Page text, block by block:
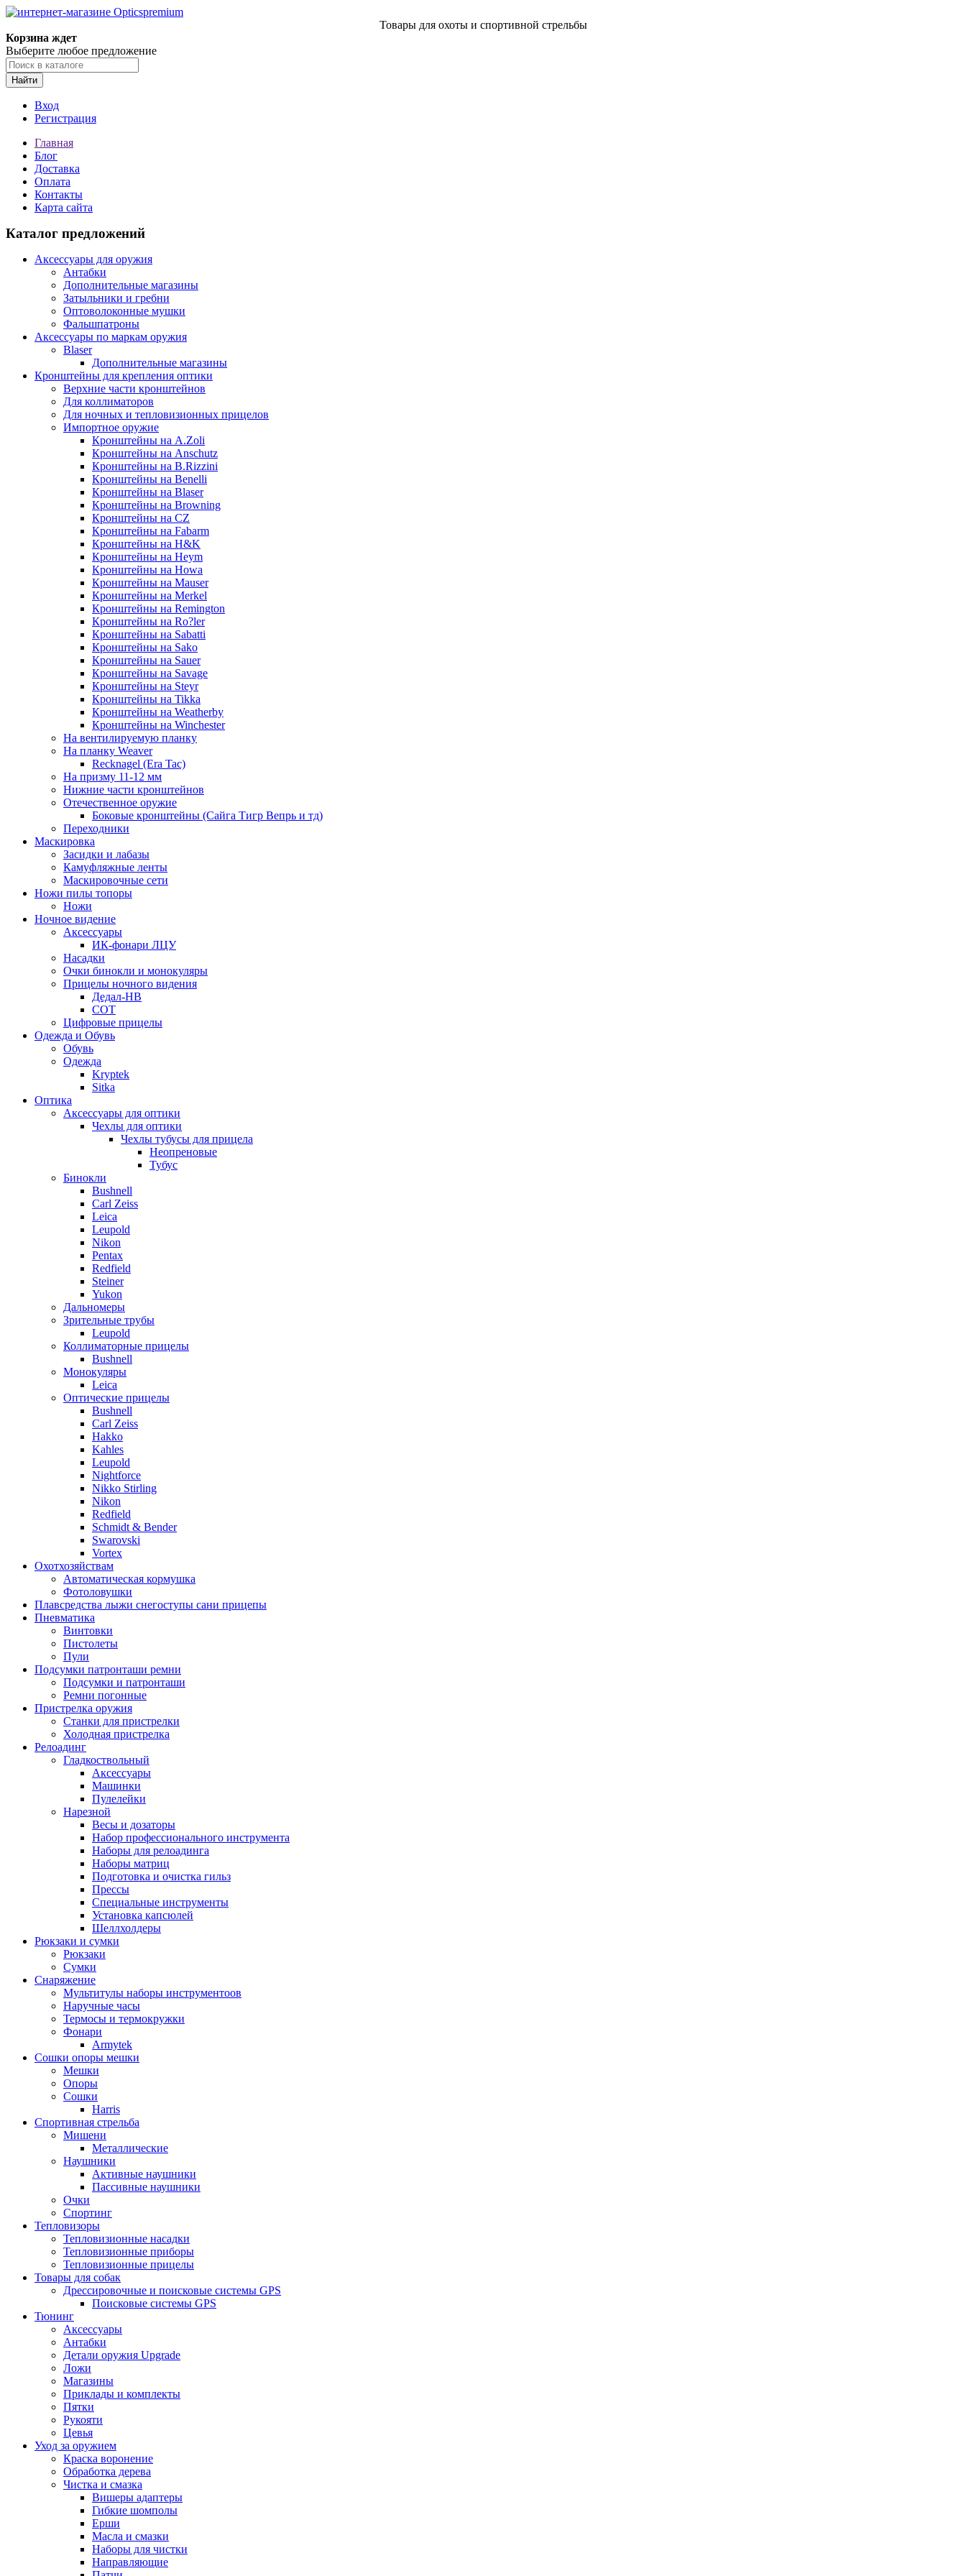
Товары для охоты и спортивной стрельбы
Корзина ждет
Выберите любое предложение
Найти
Вход
Регистрация
Главная
Блог
Доставка
Оплата
Контакты
Карта сайта
Каталог предложений
Аксессуары для оружия
Антабки
Дополнительные магазины
Затыльники и гребни
Оптоволоконные мушки
Фальшпатроны
Аксессуары по маркам оружия
Blaser
Дополнительные магазины
Кронштейны для крепления оптики
Верхние части кронштейнов
Для коллиматоров
Для ночных и тепловизионных прицелов
Импортное оружие
Кронштейны на A.Zoli
Кронштейны на Anschutz
Кронштейны на B.Rizzini
Кронштейны на Benelli
Кронштейны на Blaser
Кронштейны на Browning
Кронштейны на CZ
Кронштейны на Fabarm
Кронштейны на H&K
Кронштейны на Heym
Кронштейны на Howa
Кронштейны на Mauser
Кронштейны на Merkel
Кронштейны на Remington
Кронштейны на Ro?ler
Кронштейны на Sabatti
Кронштейны на Sako
Кронштейны на Sauer
Кронштейны на Savage
Кронштейны на Steyr
Кронштейны на Tikka
Кронштейны на Weatherby
Кронштейны на Winchester
На вентилируемую планку
На планку Weaver
Recknagel (Era Tac)
На призму 11-12 мм
Нижние части кронштейнов
Отечественное оружие
Боковые кронштейны (Сайга Тигр Вепрь и тд)
Переходники
Маскировка
Засидки и лабазы
Камуфляжные ленты
Маскировочные сети
Ножи пилы топоры
Ножи
Ночное видение
Аксессуары
ИК-фонари ЛЦУ
Насадки
Очки бинокли и монокуляры
Прицелы ночного видения
Дедал-НВ
СОТ
Цифровые прицелы
Одежда и Обувь
Обувь
Одежда
Kryptek
Sitka
Оптика
Аксессуары для оптики
Чехлы для оптики
Чехлы тубусы для прицела
Неопреновые
Тубус
Бинокли
Bushnell
Carl Zeiss
Leica
Leupold
Nikon
Pentax
Redfield
Steiner
Yukon
Дальномеры
Зрительные трубы
Leupold
Коллиматорные прицелы
Bushnell
Монокуляры
Leica
Оптические прицелы
Bushnell
Carl Zeiss
Hakko
Kahles
Leupold
Nightforce
Nikko Stirling
Nikon
Redfield
Schmidt & Bender
Swarovski
Vortex
Охотхозяйствам
Автоматическая кормушка
Фотоловушки
Плавсредства лыжи снегоступы сани прицепы
Пневматика
Винтовки
Пистолеты
Пули
Подсумки патронташи ремни
Подсумки и патронташи
Ремни погонные
Пристрелка оружия
Станки для пристрелки
Холодная пристрелка
Релоадинг
Гладкоствольный
Аксессуары
Машинки
Пулелейки
Нарезной
Весы и дозаторы
Набор профессионального инструмента
Наборы для релоадинга
Наборы матриц
Подготовка и очистка гильз
Прессы
Специальные инструменты
Установка капсюлей
Шеллхолдеры
Рюкзаки и сумки
Рюкзаки
Сумки
Снаряжение
Мультитулы наборы инструментоов
Наручные часы
Термосы и термокружки
Фонари
Armytek
Сошки опоры мешки
Мешки
Опоры
Сошки
Harris
Спортивная стрельба
Мишени
Металлические
Наушники
Активные наушники
Пассивные наушники
Очки
Спортинг
Тепловизоры
Тепловизионные насадки
Тепловизионные приборы
Тепловизионные прицелы
Товары для собак
Дрессировочные и поисковые системы GPS
Поисковые системы GPS
Тюнинг
Аксессуары
Антабки
Детали оружия Upgrade
Ложи
Магазины
Приклады и комплекты
Пятки
Рукояти
Цевья
Уход за оружием
Краска воронение
Обработка дерева
Чистка и смазка
Вишеры адаптеры
Гибкие шомполы
Ерши
Масла и смазки
Наборы для чистки
Направляющие